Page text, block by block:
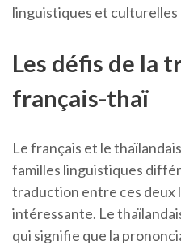
linguistiques et culturelles
Les défis de la
français-thaï
Le français et le
familles linguistiques
traduction entre ces deux
intéressante. Le
qui signifie que la